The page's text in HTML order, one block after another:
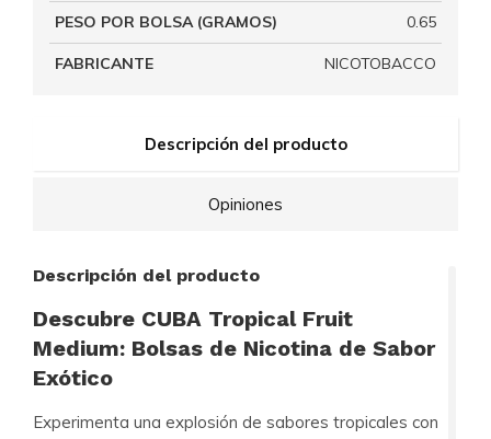
Descripción del producto
Opiniones
Descripción del producto
Descubre CUBA Tropical Fruit
Medium: Bolsas de Nicotina de Sabor
Exótico
Experimenta una explosión de sabores tropicales con
PESO POR BOLSA (GRAMOS) 0.65
FABRICANTE NICOTOBACCO